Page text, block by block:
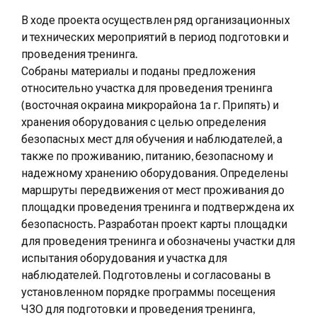
В ходе проекта осуществлен ряд организационных
и технических мероприятий в период подготовки и
проведения тренинга.
Собраны материалы и поданы предложения
относительно участка для проведения тренинга
(восточная окраина микрорайона 1а г. Припять) и
хранения оборудования с целью определения
безопасных мест для обучения и наблюдателей, а
также по проживанию, питанию, безопасному и
надежному хранению оборудования. Определены
маршруты передвижения от мест проживания до
площадки проведения тренинга и подтверждена их
безопасность. Разработан проект карты площадки
для проведения тренинга и обозначены участки для
испытания оборудования и участка для
наблюдателей. Подготовлены и согласованы в
установленном порядке программы посещения
ЧЗО для подготовки и проведения тренинга,